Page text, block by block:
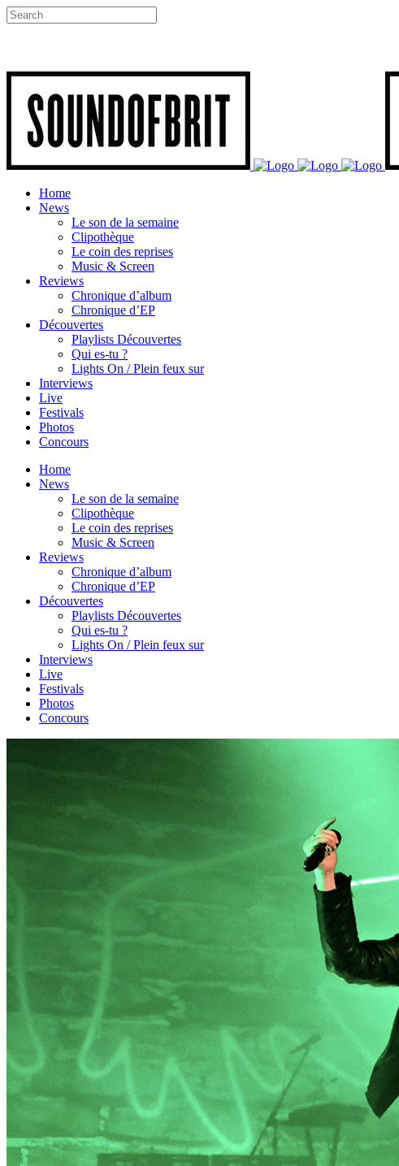
Home
News
Le son de la semaine
Clipothèque
Le coin des reprises
Music & Screen
Reviews
Chronique d’album
Chronique d’EP
Découvertes
Playlists Découvertes
Qui es-tu ?
Lights On / Plein feux sur
Interviews
Live
Festivals
Photos
Concours
Home
News
Le son de la semaine
Clipothèque
Le coin des reprises
Music & Screen
Reviews
Chronique d’album
Chronique d’EP
Découvertes
Playlists Découvertes
Qui es-tu ?
Lights On / Plein feux sur
Interviews
Live
Festivals
Photos
Concours